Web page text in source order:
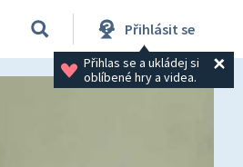
Přihlásit se
Přihlas se a ukládej si
oblíbené hry a videa.